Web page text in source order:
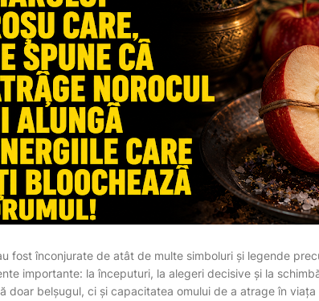
fost înconjurate de atât de multe simboluri și legende
importante: la începuturi, la alegeri decisive și la
doar belșugul, ci și capacitatea omului de a atrage în